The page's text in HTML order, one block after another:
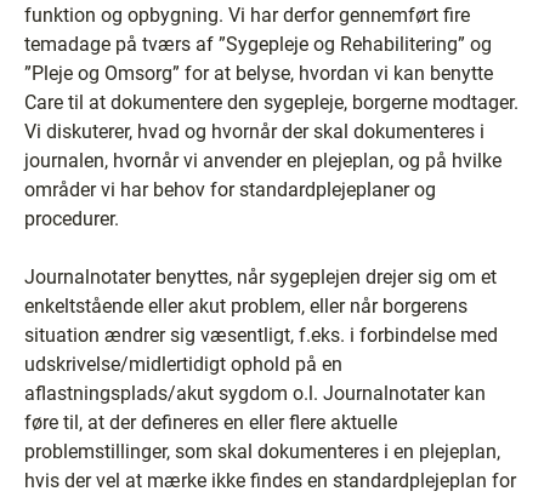
funktion og opbygning. Vi har derfor gennemført fire
temadage på tværs af ”Sygepleje og Rehabilitering” og
”Pleje og Omsorg” for at belyse, hvordan vi kan benytte
Care til at dokumentere den sygepleje, borgerne modtager.
Vi diskuterer, hvad og hvornår der skal dokumenteres i
journalen, hvornår vi anvender en plejeplan, og på hvilke
områder vi har behov for standardplejeplaner og
procedurer.
Journalnotater benyttes, når sygeplejen drejer sig om et
enkeltstående eller akut problem, eller når borgerens
situation ændrer sig væsentligt, f.eks. i forbindelse med
udskrivelse/midlertidigt ophold på en
aflastningsplads/akut sygdom o.l. Journalnotater kan
føre til, at der defineres en eller flere aktuelle
problemstillinger, som skal dokumenteres i en plejeplan,
hvis der vel at mærke ikke findes en standardplejeplan for